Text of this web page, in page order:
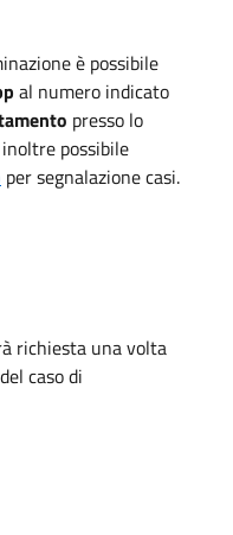
è possibile
al numero indicato
presso lo
possibile
per segnalazione casi.
richiesta una volta
del caso di